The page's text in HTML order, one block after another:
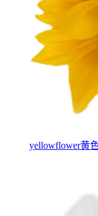
yellowflower黄